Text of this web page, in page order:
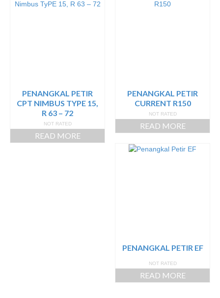
PENANGKAL PETIR
CPT NIMBUS TYPE 15,
R 63 – 72
NOT RATED
READ MORE
PENANGKAL PETIR
CURRENT R150
NOT RATED
READ MORE
PENANGKAL PETIR EF
NOT RATED
READ MORE